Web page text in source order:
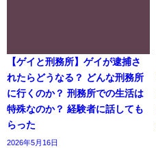
【ゲイと刑務所】ゲイが逮捕さ
れたらどうなる？ どんな刑務所
に行くのか？ 刑務所での生活は
特殊なのか？ 経験者に話しても
らった
2026年5月16日